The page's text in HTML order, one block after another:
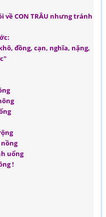
về CON TRÂU nhưng tránh
đồng, cạn, nghĩa, nặng,
uống
!